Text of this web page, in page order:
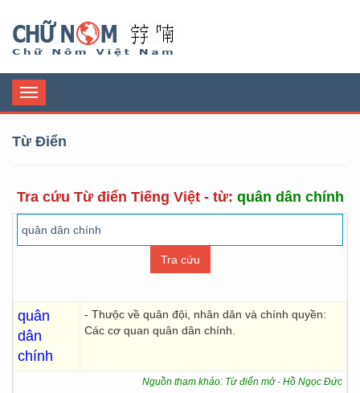
Toggle
navigation
Từ Điển
Tra cứu Từ điển Tiếng Việt - từ: quân dân chính
quân
dân
chính
- Thưộc về quân đội, nhân dân và chính quyền:
Các cơ quan quân dân chính.
Nguồn tham khảo: Từ điển mở - Hồ Ngọc Đức